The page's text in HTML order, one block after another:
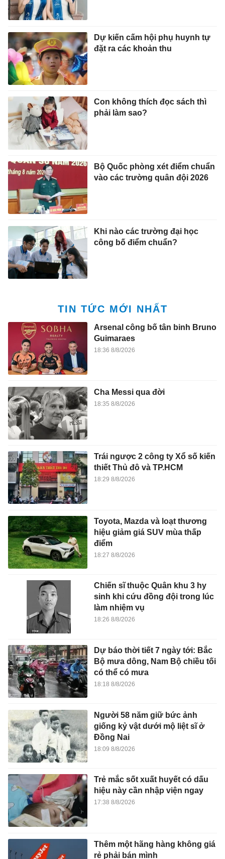
Dự kiến cấm hội phụ huynh tự
đặt ra các khoản thu
Con không thích đọc sách thì
phải làm sao?
Bộ Quốc phòng xét điểm chuẩn
vào các trường quân đội 2026
Khi nào các trường đại học
công bố điểm chuẩn?
TIN TỨC MỚI NHẤT
Arsenal công bố tân binh Bruno
Guimaraes
18:36 8/8/2026
Cha Messi qua đời
18:35 8/8/2026
Trái ngược 2 công ty Xổ số kiến
thiết Thủ đô và TP.HCM
18:29 8/8/2026
Toyota, Mazda và loạt thương
hiệu giảm giá SUV mùa thấp
điểm
18:27 8/8/2026
Chiến sĩ thuộc Quân khu 3 hy
sinh khi cứu đồng đội trong lúc
làm nhiệm vụ
18:26 8/8/2026
Dự báo thời tiết 7 ngày tới: Bắc
Bộ mưa dông, Nam Bộ chiều tối
có thể có mưa
18:18 8/8/2026
Người 58 năm giữ bức ảnh
giống kỷ vật dưới mộ liệt sĩ ở
Đồng Nai
18:09 8/8/2026
Trẻ mắc sốt xuất huyết có dấu
hiệu này cần nhập viện ngay
17:38 8/8/2026
Thêm một hãng hàng không giá
rẻ phải bán mình